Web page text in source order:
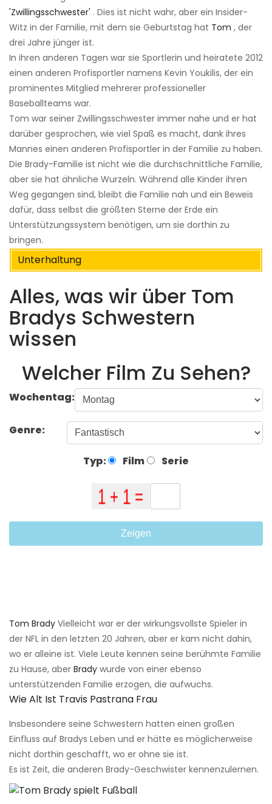
'Zwillingsschwester' . Dies ist nicht wahr, aber ein Insider-
Witz in der Familie, mit dem sie Geburtstag hat Tom , der
drei Jahre jünger ist.
In ihren anderen Tagen war sie Sportlerin und heiratete 2012
einen anderen Profisportler namens Kevin Youkilis, der ein
prominentes Mitglied mehrerer professioneller
Baseballteams war.
Tom war seiner Zwillingsschwester immer nahe und er hat
darüber gesprochen, wie viel Spaß es macht, dank ihres
Mannes einen anderen Profisportler in der Familie zu haben.
Die Brady-Familie ist nicht wie die durchschnittliche Familie,
aber sie hat ähnliche Wurzeln. Während alle Kinder ihren
Weg gegangen sind, bleibt die Familie nah und ein Beweis
dafür, dass selbst die größten Sterne der Erde ein
Unterstützungssystem benötigen, um sie dorthin zu
bringen.
Unterhaltung
Alles, was wir über Tom
Bradys Schwestern
wissen
Welcher Film Zu Sehen?
Wochentag:
Genre:
Typ: Film Serie
Zeigen
Tom Brady Vielleicht war er der wirkungsvollste Spieler in
der NFL in den letzten 20 Jahren, aber er kam nicht dahin,
wo er alleine ist. Viele Leute kennen seine berühmte Familie
zu Hause, aber Brady wurde von einer ebenso
unterstützenden Familie erzogen, die aufwuchs.
Wie Alt Ist Travis Pastrana Frau
Insbesondere seine Schwestern hatten einen großen
Einfluss auf Bradys Leben und er hätte es möglicherweise
nicht dorthin geschafft, wo er ohne sie ist.
Es ist Zeit, die anderen Brady-Geschwister kennenzulernen.